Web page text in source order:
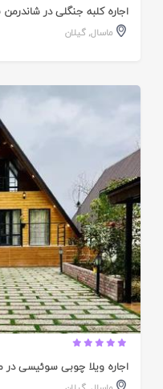
اجاره کلبه جنگلی در
ماسال,گیلان
اجاره ویلا چوبی سوئیسی